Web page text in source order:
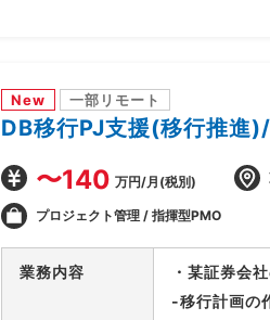
・上記を実
New 一部リモート
DB移行PJ支援(移行推進
〜140 万円/月(税別)
プロジェクト管理 / 指揮型PMO
業務内容
・某証券会
-移行計画の